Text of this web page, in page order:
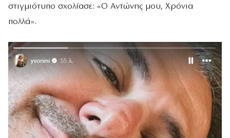
στιγμιότυπο σχολίασε: «Ο Αντώνης μου, Χρόνια
πολλά».